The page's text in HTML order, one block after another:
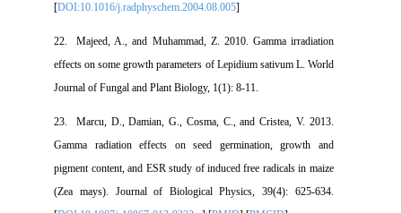
[DOI:10.1016/j.radphyschem.2004.08.005
22. Majeed, A., and Muhammad, Z. 2010. Gamma irradiation
effects on some growth parameters of Lepidium sativum L. World
Journal of Fungal and Plant Biology, 1(1): 8-11.
23. Marcu, D., Damian, G., Cosma, C., and Cristea, V. 2013.
Gamma radiation effects on seed germination, growth and
pigment content, and ESR study of induced free radicals in maize
(Zea mays). Journal of Biological Physics, 39(4): 625-634.